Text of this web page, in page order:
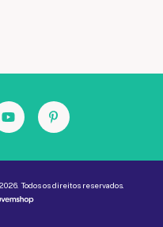
Todos os direitos reservados.